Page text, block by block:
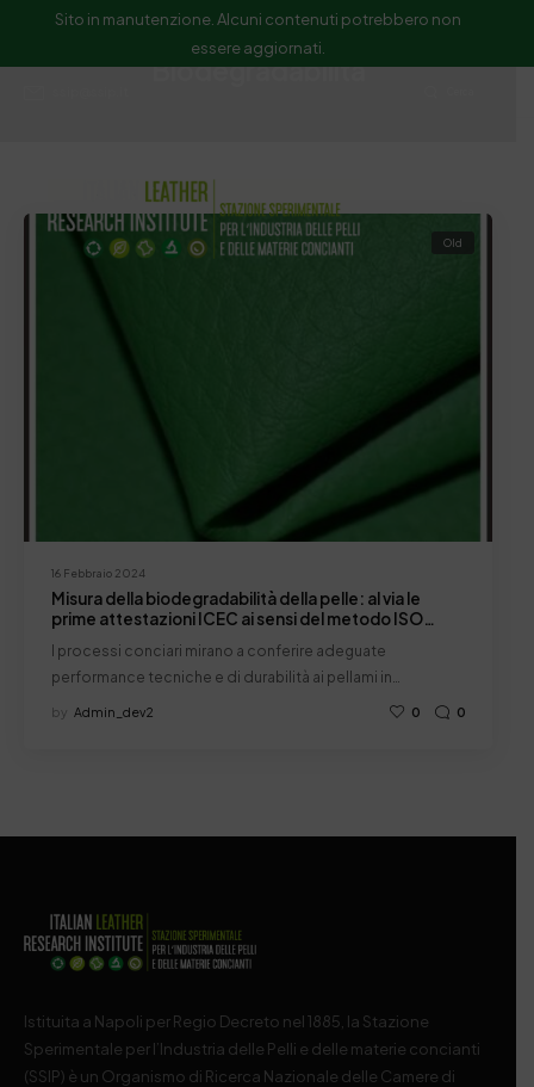
Sito in manutenzione. Alcuni contenuti potrebbero non
essere aggiornati.
Biodegradabilità
16 Febbraio 2024
Old
Misura della biodegradabilità della pelle: al via le
prime attestazioni ICEC ai sensi del metodo ISO
I processi conciari mirano a conferire adeguate
performance tecniche e di durabilità ai pellami in…
by Admin_dev2 0 0
Istituita a Napoli per Regio Decreto nel 1885, la Stazione
Sperimentale per l’Industria delle Pelli e delle materie concianti
(SSIP) è un Organismo di Ricerca Nazionale delle Camere di